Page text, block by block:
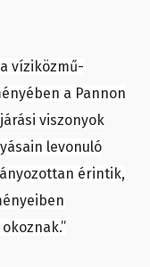
víziközmű-
a Pannon
viszonyok
levonuló
érintik,